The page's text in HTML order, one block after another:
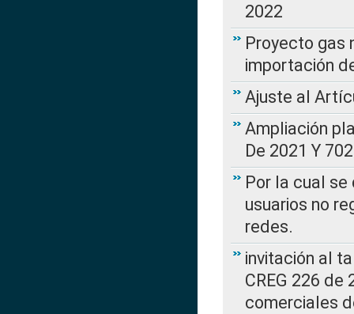
2022
Proyecto gas
importación
Ajuste al
Ampliación
De 2021 Y
Por la cual
usuarios no
redes.
invitación al
CREG 226
comerciales